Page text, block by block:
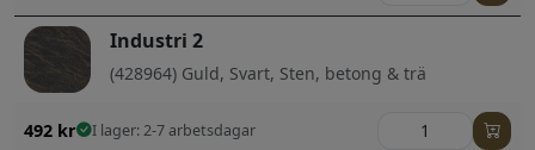
Industri 2
(428964) Guld, Svart, Sten, betong & trä
492 kr I lager: 2-7 arbetsdagar